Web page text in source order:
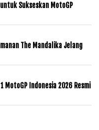
Sukseskan MotoGP
The Mandalika Jelang
MotoGP Indonesia 2026 Resmi